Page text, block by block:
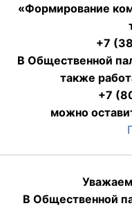
«Формирование
+7
В Общественной
также
+7
можно
В Общественной